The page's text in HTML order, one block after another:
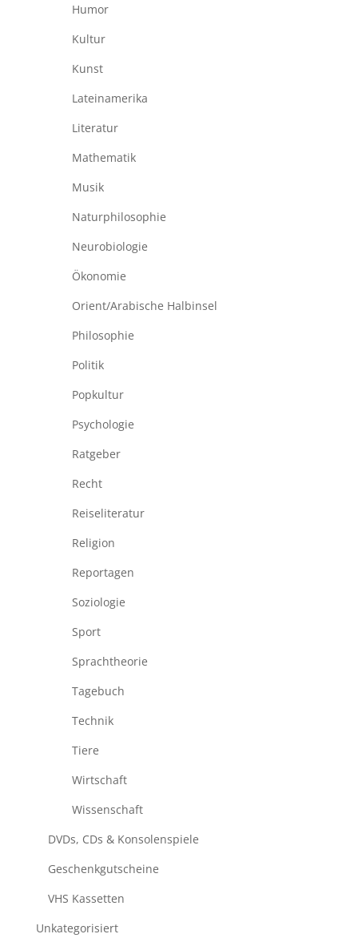
Humor
Kultur
Kunst
Lateinamerika
Literatur
Mathematik
Musik
Naturphilosophie
Neurobiologie
Ökonomie
Orient/Arabische Halbinsel
Philosophie
Politik
Popkultur
Psychologie
Ratgeber
Recht
Reiseliteratur
Religion
Reportagen
Soziologie
Sport
Sprachtheorie
Tagebuch
Technik
Tiere
Wirtschaft
Wissenschaft
DVDs, CDs & Konsolenspiele
Geschenkgutscheine
VHS Kassetten
Unkategorisiert